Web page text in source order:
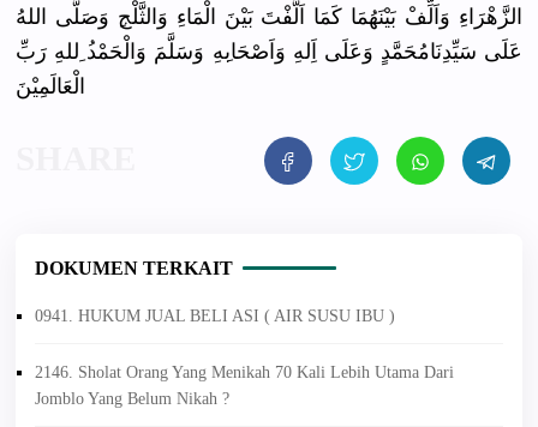
الزَّهْرَا ءِ وَاَلِّفْ بَيْنَهُمَا كَمَا اَلَّفْتَ بَيْنَ الْمَاءِ وَالثَّلْج ِ وَصَلَّى اللهُ
عَلَى سَيِّدِنَامُحَمَّدٍ وَعَلَى اَِلهِ وَاَصْحَابِهِ وَسَلَّمَ وَالْحَمْد ُ ِللهِ رَبِّ
الْعَالَمِيْنَ
DOKUMEN TERKAIT
0941. HUKUM JUAL BELI ASI ( AIR SUSU IBU )
2146. Sholat Orang Yang Menikah 70 Kali Lebih Utama Dari
Jomblo Yang Belum Nikah ?